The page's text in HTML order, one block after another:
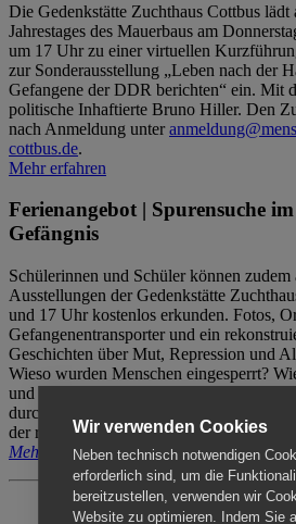
Die Gedenkstätte Zuchthaus Cottbus lädt
Jahrestages des Mauerbaus am
um 17 Uhr zu einer virtuellen
zur Sonderausstellung „Leben nach der
Gefangene der DDR berichten“ ein. Mit
politische Inhaftierte Bruno Hiller. Den
nach Anmeldung unter
cottbus.de.
Mehr erfahren
Ferienangebot | Spurensuche
Gefängnis
Schülerinnen und Schüler können
Ausstellungen der Gedenkstätte
und 17 Uhr kostenlos erkunden. Fotos,
Gefangenentransporter und ein
Geschichten über Mut, Repression und
Wieso wurden Menschen eingesperrt?
und nach der Haft? Der Besuch erfolgt
durch das Menschenrechtszentrum
der reguläre Eintritt (8€ / ermäßigt 5€).
Mehr erfahren
Wir verwenden Cookies
Neben technisch notwendigen
erforderlich sind, um die
bereitzustellen, verwenden wir
Website zu optimieren. Indem Sie